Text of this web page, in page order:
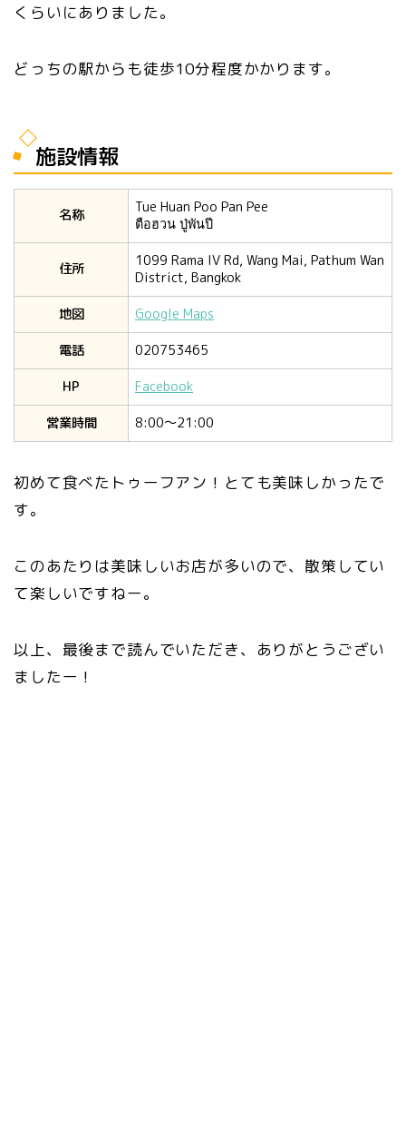
くらいにありました。
どっちの駅からも徒歩10分程度かかります。
施設情報
名称
Tue Huan Poo Pan Pee
ตือฮวน ปู่พันปี
住所
1099 Rama IV Rd, Wang Mai, Pathum Wan
District, Bangkok
地図
Google Maps
電話
020753465
HP
Facebook
営業時間
8:00〜21:00
初めて食べたトゥーフアン！とても美味しかったで
す。
このあたりは美味しいお店が多いので、散策してい
て楽しいですねー。
以上、最後まで読んでいただき、ありがとうござい
ましたー！